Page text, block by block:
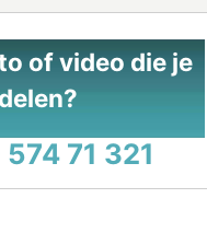
of video die je
71 321